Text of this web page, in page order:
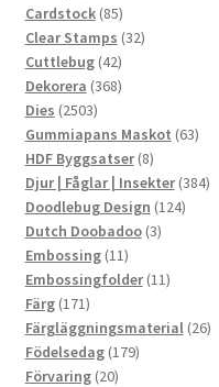
produkter
Cardstock 8585
produkter
Clear Stamps 3232
Cuttlebug 4242
produkter
Dekorera 368368
Dies 25032503
produkter
Gummiapans Maskot 6363
HDF Byggsatser 88
produkter
Djur | Fåglar | Insekter 384384
Doodlebug Design 124124
Dutch Doobadoo 33
Embossing 1111
produkter
Embossingfolder 1111
Färg 171171
produkter
Färgläggningsmaterial 2626
Födelsedag 179179
Förvaring 2020